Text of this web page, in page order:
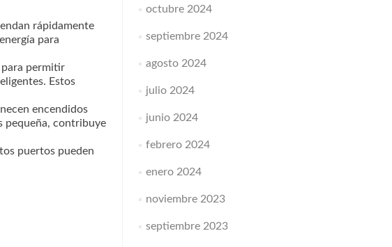
rápidamente
para
para permitir
Estos
encendidos
pequeña, contribuye
puertos pueden
octubre 2024
septiembre 2024
agosto 2024
julio 2024
junio 2024
febrero 2024
enero 2024
noviembre 2023
septiembre 2023